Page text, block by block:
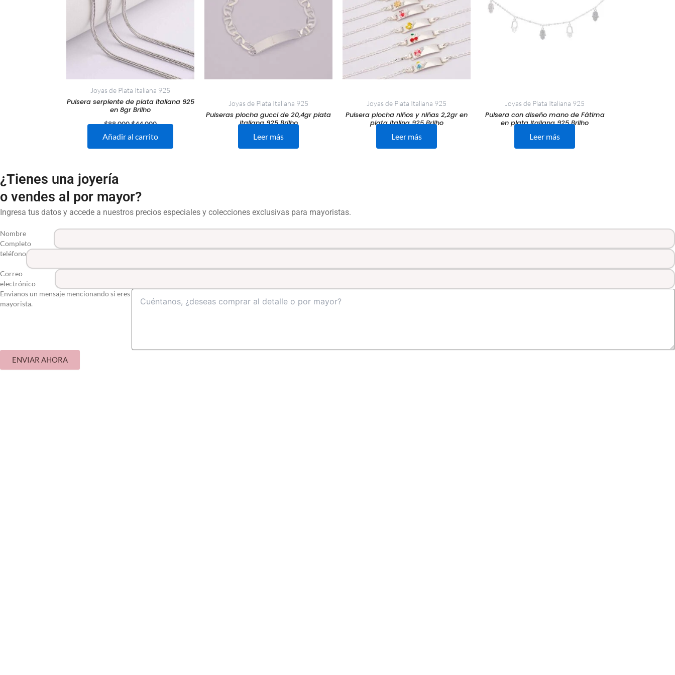
Joyas de Plata Italiana 925
Pulsera serpiente de plata italiana 925
en 8gr Brilho
$88.000$44.000
Añadir al carrito
Joyas de Plata Italiana 925
Pulseras piocha gucci de 20,4gr plata
italiana 925 Brilho
Leer más
Joyas de Plata Italiana 925
Pulsera piocha niños y niñas 2,2gr en
plata italina 925 Brilho
Leer más
Joyas de Plata Italiana 925
Pulsera con diseño mano de Fátima
en plata italiana 925 Brilho
Leer más
¿Tienes una joyería
o vendes al por mayor?
Ingresa tus datos y accede a nuestros precios especiales y colecciones exclusivas para mayoristas.
Nombre
Completo
teléfono
Correo
electrónico
Envianos un mensaje mencionando si eres
mayorista.
ENVIAR AHORA